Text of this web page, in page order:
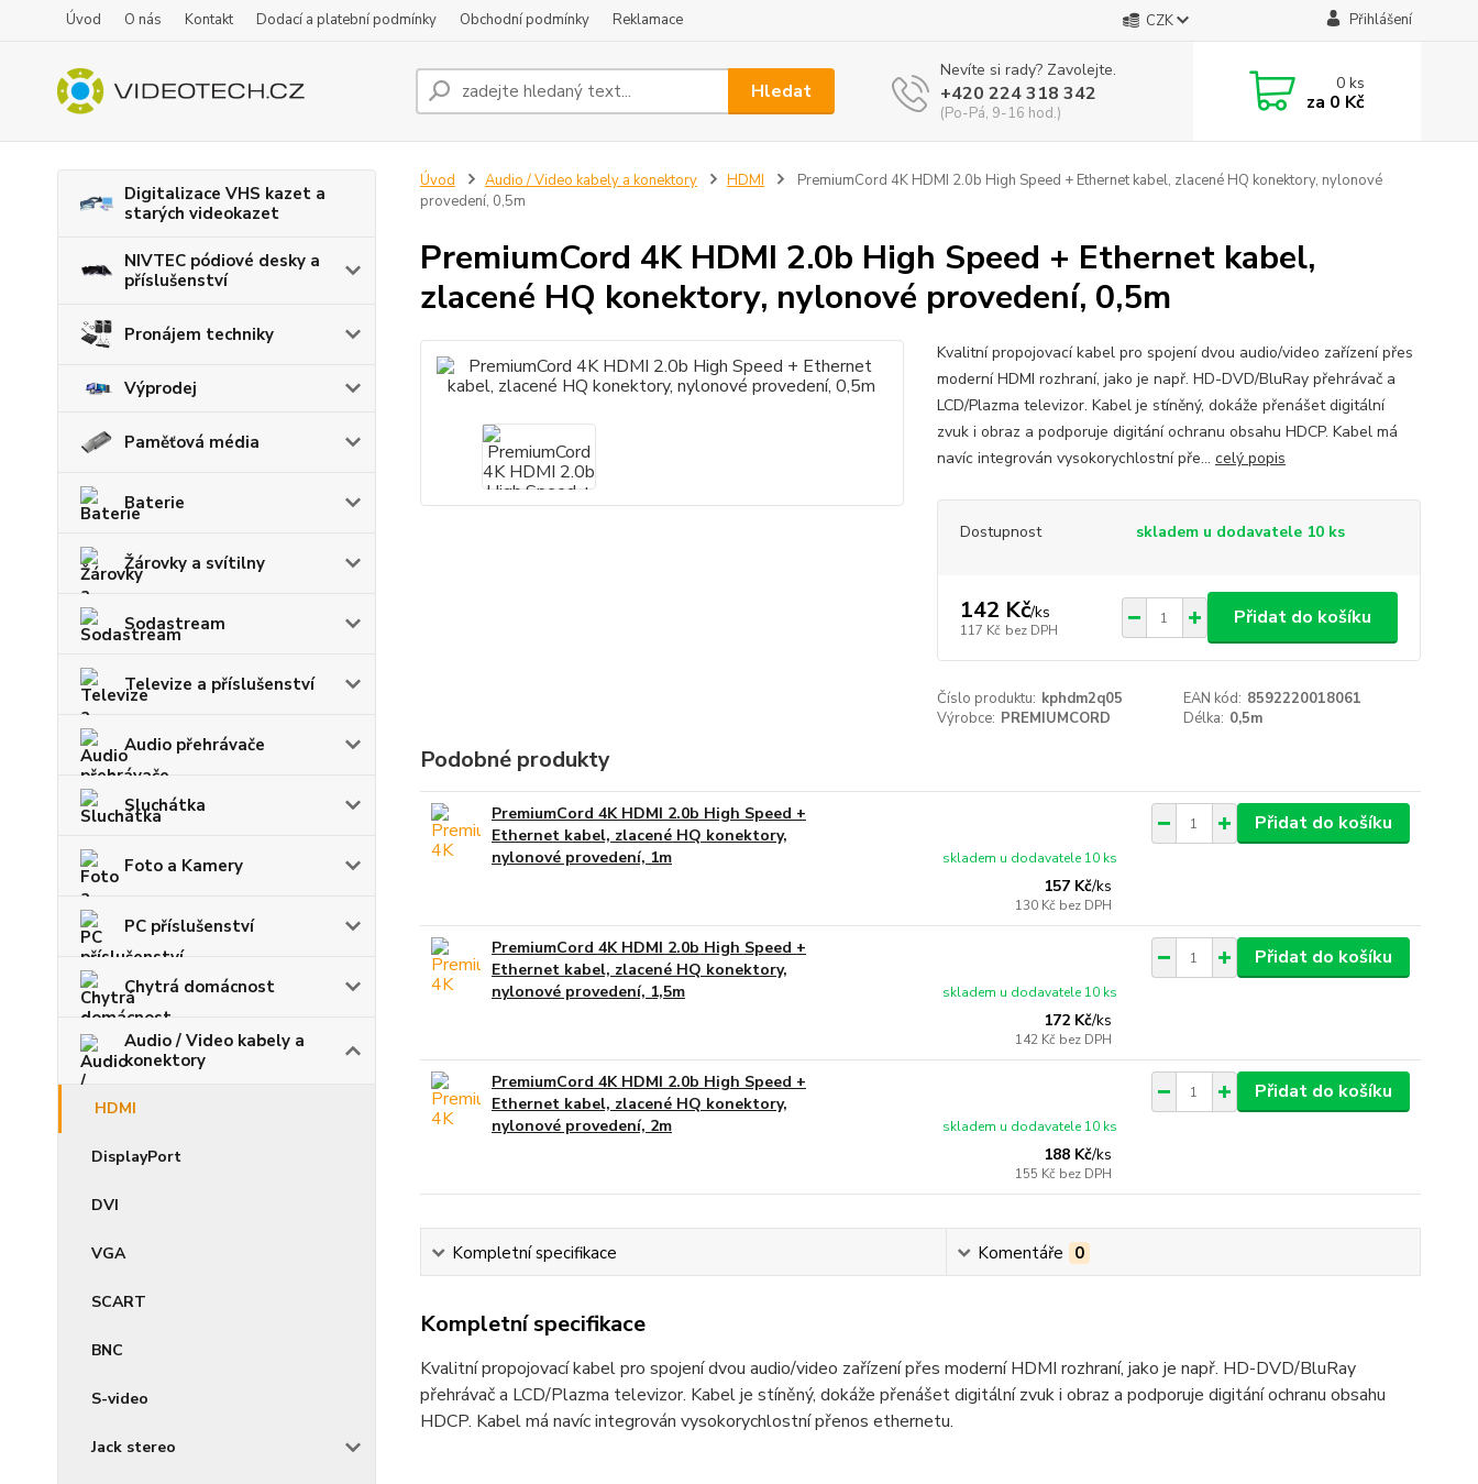
Úvod O nás Kontakt Dodací a platební podmínky Obchodní podmínky Reklamace CZK Přihlášení
Hledat
Nevíte si rady? Zavolejte.
+420 224 318 342
(Po-Pá, 9-16 hod.)
0ks
za 0 Kč
Digitalizace VHS kazet a
starých videokazet
NIVTEC pódiové desky a
příslušenství
Pronájem techniky
Výprodej
Paměťová média
Baterie
Žárovky a svítilny
Sodastream
Televize a příslušenství
Audio přehrávače
Sluchátka
Foto a Kamery
PC příslušenství
Chytrá domácnost
Audio / Video kabely a
konektory
HDMI
DisplayPort
DVI
VGA
SCART
BNC
S-video
Jack stereo
Úvod Audio / Video kabely a konektory HDMI
PremiumCord 4K HDMI 2.0b High Speed + Ethernet kabel, zlacené HQ konektory, nylonové
provedení, 0,5m
PremiumCord 4K HDMI 2.0b High Speed + Ethernet kabel,
zlacené HQ konektory, nylonové provedení, 0,5m
Kvalitní propojovací kabel pro spojení dvou audio/video zařízení přes
moderní HDMI rozhraní, jako je např. HD-DVD/BluRay přehrávač a
LCD/Plazma televizor. Kabel je stíněný, dokáže přenášet digitální
zvuk i obraz a podporuje digitání ochranu obsahu HDCP. Kabel má
navíc integrován vysokorychlostní pře... celý popis
Dostupnost skladem u dodavatele 10 ks
142 Kč/ks
117 Kč bez DPH
Přidat do košíku
Číslo produktu: kphdm2q05 EAN kód: 8592220018061
Výrobce: PREMIUMCORD Délka: 0,5m
Podobné produkty
PremiumCord 4K HDMI 2.0b High Speed +
Ethernet kabel, zlacené HQ konektory,
nylonové provedení, 1m
157 Kč/ks
130 Kč bez DPH
skladem u dodavatele 10 ks
Přidat do košíku
PremiumCord 4K HDMI 2.0b High Speed +
Ethernet kabel, zlacené HQ konektory,
nylonové provedení, 1,5m
172 Kč/ks
142 Kč bez DPH
skladem u dodavatele 10 ks
Přidat do košíku
PremiumCord 4K HDMI 2.0b High Speed +
Ethernet kabel, zlacené HQ konektory,
nylonové provedení, 2m
188 Kč/ks
155 Kč bez DPH
skladem u dodavatele 10 ks
Přidat do košíku
Kompletní specifikace Komentáře 0
Kompletní specifikace
Kvalitní propojovací kabel pro spojení dvou audio/video zařízení přes moderní HDMI rozhraní, jako je např. HD-DVD/BluRay
přehrávač a LCD/Plazma televizor. Kabel je stíněný, dokáže přenášet digitální zvuk i obraz a podporuje digitání ochranu obsahu
HDCP. Kabel má navíc integrován vysokorychlostní přenos ethernetu.